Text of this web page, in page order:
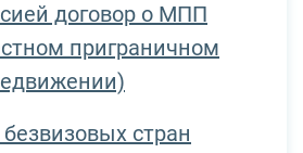
договор о МПП
приграничном
стран